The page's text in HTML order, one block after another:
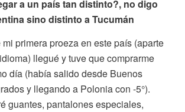
a un país tan distinto?, no digo
sino distinto a Tucumán
primera proeza en este país (aparte
llegué y tuve que comprarme
día (había salido desde Buenos
y llegando a Polonia con -5°).
guantes, pantalones especiales,